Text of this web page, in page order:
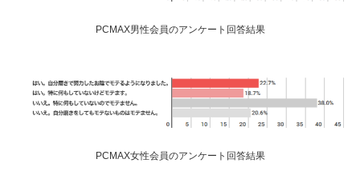
PCMAX男性会員のアンケート回答結果
PCMAX女性会員のアンケート回答結果